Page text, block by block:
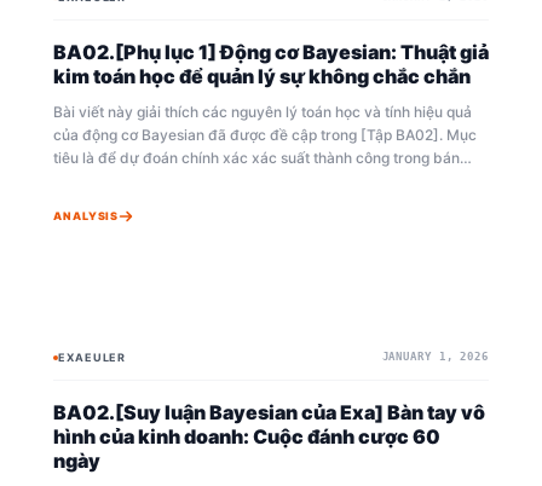
BA02.[Phụ lục 1] Động cơ Bayesian: Thuật giả
kim toán học để quản lý sự không chắc chắn
Bài viết này giải thích các nguyên lý toán học và tính hiệu quả
của động cơ Bayesian đã được đề cập trong [Tập BA02]. Mục
tiêu là để dự đoán chính xác xác suất thành công trong bán
bằng cách kết hợp phân phối Beta, giúp định lượng các kinh
phức tạp. Ngoài ra, mô hình này áp dụng phương pháp ước
đảm bảo tính hợp lý về mặt kỹ thuật được tối ưu hóa cho kinh
doanh hiện đại. Kết quả là, tài liệu này cho thấy rõ ràng cách
mô hình hóa toán học tinh vi chuyển đổi trực giác mơ hồ thành
ANALYSIS
BAYESIAN
EXAEULER JANUARY 1, 2026
BA02.[Suy luận Bayesian của Exa] Bàn tay vô
hình của kinh doanh: Cuộc đánh cược 60
ngày